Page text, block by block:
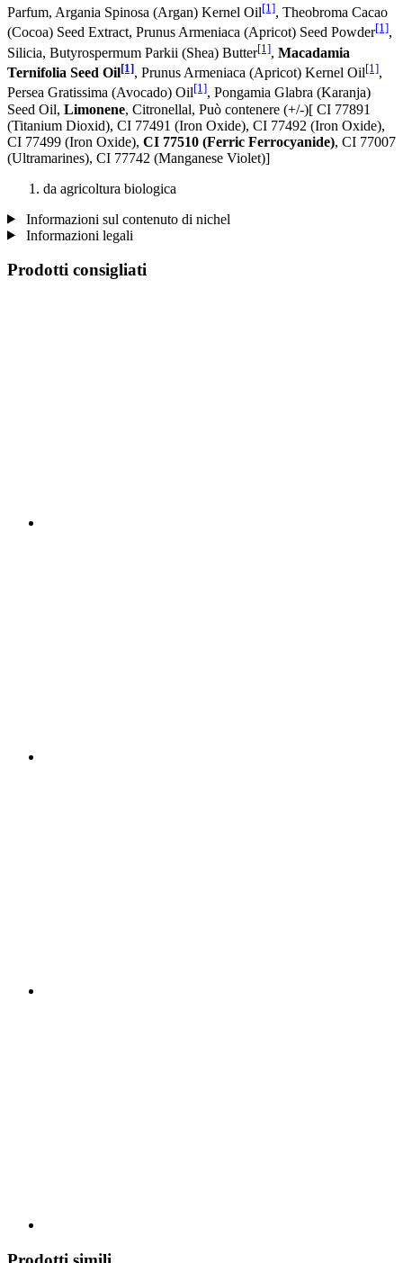
Parfum, Argania Spinosa (Argan) Kernel Oil[1], Theobroma Cacao
(Cocoa) Seed Extract, Prunus Armeniaca (Apricot) Seed Powder[1],
Silicia, Butyrospermum Parkii (Shea) Butter[1], Macadamia
Ternifolia Seed Oil[1], Prunus Armeniaca (Apricot) Kernel Oil[1],
Persea Gratissima (Avocado) Oil[1], Pongamia Glabra (Karanja)
Seed Oil, Limonene, Citronellal, Può contenere (+/-)[ CI 77891
(Titanium Dioxid), CI 77491 (Iron Oxide), CI 77492 (Iron Oxide),
CI 77499 (Iron Oxide), CI 77510 (Ferric Ferrocyanide), CI 77007
(Ultramarines) , CI 77742 (Manganese Violet)]
da agricoltura biologica
Informazioni sul contenuto di nichel
Informazioni legali
Prodotti consigliati